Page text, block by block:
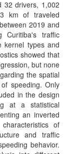
32 drivers, 1,002
km of traveled
2019 and
Curitiba's traffic
kernel types and
showed that
but none
the spatial
speeding. Only
in the design
at a statistical
an inverted
of
and traffic
behavior.